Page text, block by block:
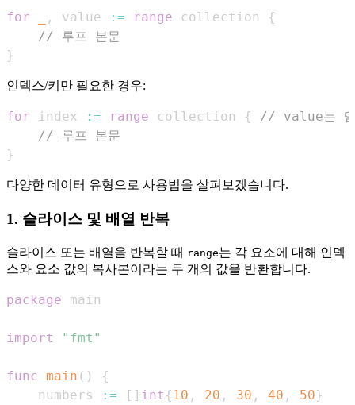
for , value := range collection
{
// 루프 본문
}
인덱스/키만 필요한 경우:
for index := range collection {
// value는 암
// 루프 본문
}
다양한 데이터 유형으로 사용법을 살펴보겠습니다.
1. 슬라이스 및 배열 반복
슬라이스 또는 배열을 반복할 때 range는 각 요소에 대해 인덱
스와 요소 값의 복사본이라는 두 개의 값을 반환합니다.
package
import "fmt"
func main ( )
{
    numbers
:= [ ] int { 10 , 20 , 30 , 40 , 50}